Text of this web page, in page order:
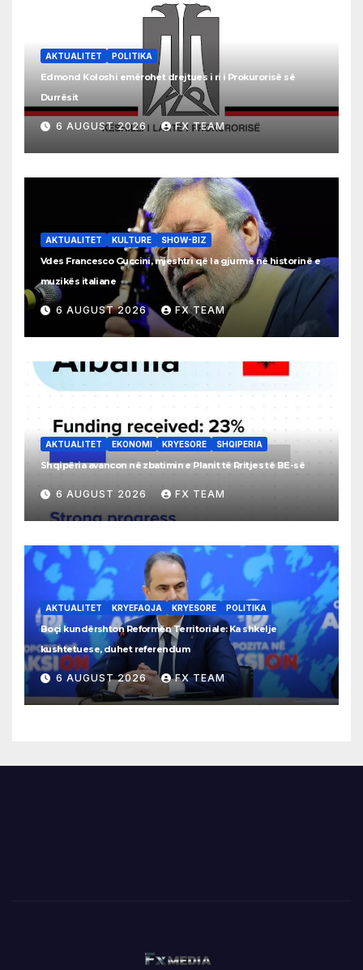
AKTUALITET POLITIKA
Edmond Koloshi emërohet drejtues i ri i Prokurorisë së
Durrësit
6 AUGUST 2026 FX TEAM
AKTUALITET KULTURE SHOW-BIZ
Vdes Francesco Guccini, mjeshtri që la gjurmë në historinë e
muzikës italiane
6 AUGUST 2026 FX TEAM
AKTUALITET EKONOMI KRYESORE SHQIPERIA
Shqipëria avancon në zbatimin e Planit të Rritjes të BE-së
6 AUGUST 2026 FX TEAM
AKTUALITET KRYEFAQJA KRYESORE POLITIKA
Boçi kundërshton Reformën Territoriale: Ka shkelje
kushtetuese, duhet referendum
6 AUGUST 2026 FX TEAM